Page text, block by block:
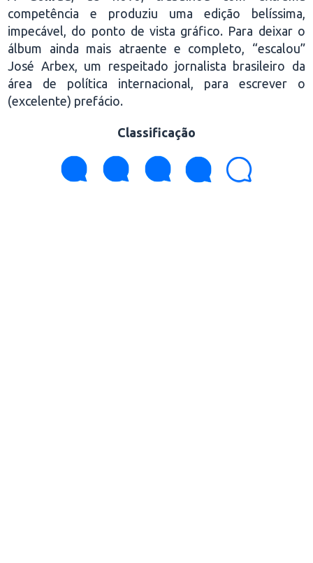
competência e produziu uma edição belíssima,
impecável, do ponto de vista gráfico. Para deixar o
álbum ainda mais atraente e completo, “escalou”
José Arbex, um respeitado jornalista brasileiro da
área de política internacional, para escrever o
(excelente) prefácio.
Classificação